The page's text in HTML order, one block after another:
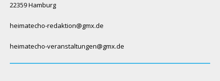
22359 Hamburg
heimatecho-redaktion@gmx.de
heimatecho-veranstaltungen@gmx.de